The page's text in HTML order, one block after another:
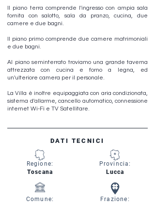
Il piano terra comprende l'ingresso con ampia sala
fornita con salotto, sala da pranzo, cucina, due
camere e due bagni.
Il piano primo comprende due camere matrimoniali
e due bagni.
Al piano seminterrato troviamo una grande taverna
attrezzata con cucina e forno a legna, ed
un'ulteriore camera per il personale.
La Villa è inoltre equipaggiata con aria condizionata,
sistema d'allarme, cancello automatico, connessione
internet Wi-Fi e TV Satellitare.
DATI TECNICI
Regione:
Toscana
Lucca
Provincia:
Comune:
Frazione: